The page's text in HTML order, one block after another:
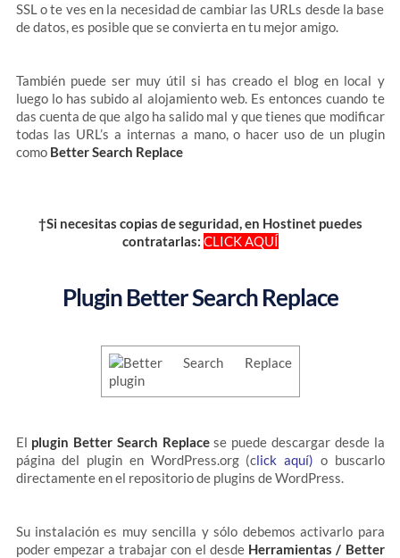
SSL o te ves en la necesidad de cambiar las URLs desde la base
de datos, es posible que se convierta en tu mejor amigo.
También puede ser muy útil si has creado el blog en local y
luego lo has subido al alojamiento web. Es entonces cuando te
das cuenta de que algo ha salido mal y que tienes que modificar
todas las URL’s a internas a mano, o hacer uso de un plugin
como Better Search Replace
†Si necesitas copias de seguridad, en Hostinet puedes
contratarlas: CLICK AQUÍ
Plugin Better Search Replace
El plugin Better Search Replacese puede descargar desde la
página del plugin en WordPress.org (click aquí) o buscarlo
directamente en el repositorio de plugins de WordPress.
Su instalación es muy sencilla y sólo debemos activarlo para
poder empezar a trabajar con el desde Herramientas / Better